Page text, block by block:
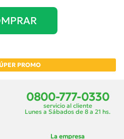
PROMO
0800-777-0330
servicio al cliente
Lunes a Sábados de 8 a 21 hs.
La empresa